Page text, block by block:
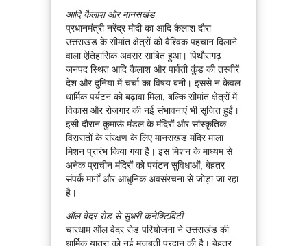
आदि कैलाश और मानसखंड
प्रधानमंत्री नरेंद्र मोदी का आदि कैलाश दौरा
उत्तराखंड के सीमांत क्षेत्रों को वैश्विक पहचान दिलाने
वाला ऐतिहासिक अवसर साबित हुआ। पिथौरागढ़
जनपद स्थित आदि कैलाश और पार्वती कुंड की तस्वीरें
देश और दुनिया में चर्चा का विषय बनीं। इससे न केवल
धार्मिक पर्यटन को बढ़ावा मिला, बल्कि सीमांत क्षेत्रों में
विकास और रोजगार की नई संभावनाएं भी सृजित हुईं।
इसी दौरान कुमाऊं मंडल के मंदिरों और सांस्कृतिक
विरासतों के संरक्षण के लिए मानसखंड मंदिर माला
मिशन प्रारंभ किया गया है। इस मिशन के माध्यम से
अनेक प्राचीन मंदिरों को पर्यटन सुविधाओं, बेहतर
संपर्क मार्गों और आधुनिक अवसंरचना से जोड़ा जा रहा
है।
ऑल वेदर रोड से सुधरी कनेक्टिविटी
चारधाम ऑल वेदर रोड परियोजना ने उत्तराखंड की
धार्मिक यात्रा को नई मजबूती प्रदान की है। बेहतर